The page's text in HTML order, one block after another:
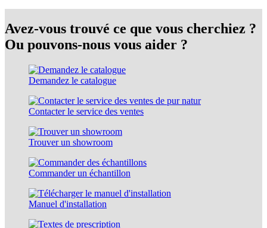
Avez-vous trouvé ce que vous cherchiez ?
Ou pouvons-nous vous aider ?
Demandez le catalogue
Contacter le service des ventes
Trouver un showroom
Commander un échantillon
Manuel d'installation